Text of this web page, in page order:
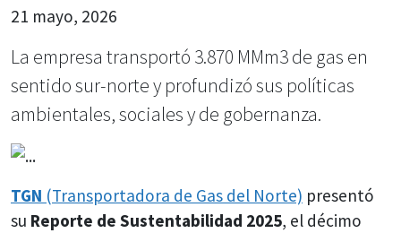
21 mayo, 2026
La empresa transportó 3.870 MMm3 de gas en
sentido sur-norte y profundizó sus políticas
ambientales, sociales y de gobernanza.
TGN (Transportadora de Gas del Norte) presentó
su Reporte de Sustentabilidad 2025, el décimo